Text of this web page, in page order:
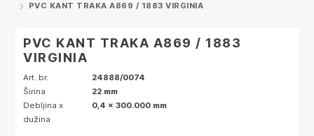
PVC KANT TRAKA A869 / 1883 VIRGINIA
PVC KANT TRAKA A869 / 1883
VIRGINIA
Art. br.
24888/0074
Širina
22 mm
Debljina x
dužina
0,4 x 300.000 mm